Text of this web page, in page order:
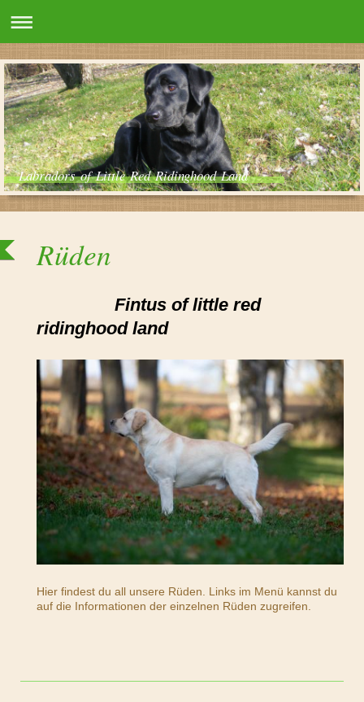
Labradors of Little Red Ridinghood Land
Rüden
Fintus of little red
ridinghood land
Hier findest du all unsere Rüden. Links im Menü kannst du
auf die Informationen der einzelnen Rüden zugreifen.